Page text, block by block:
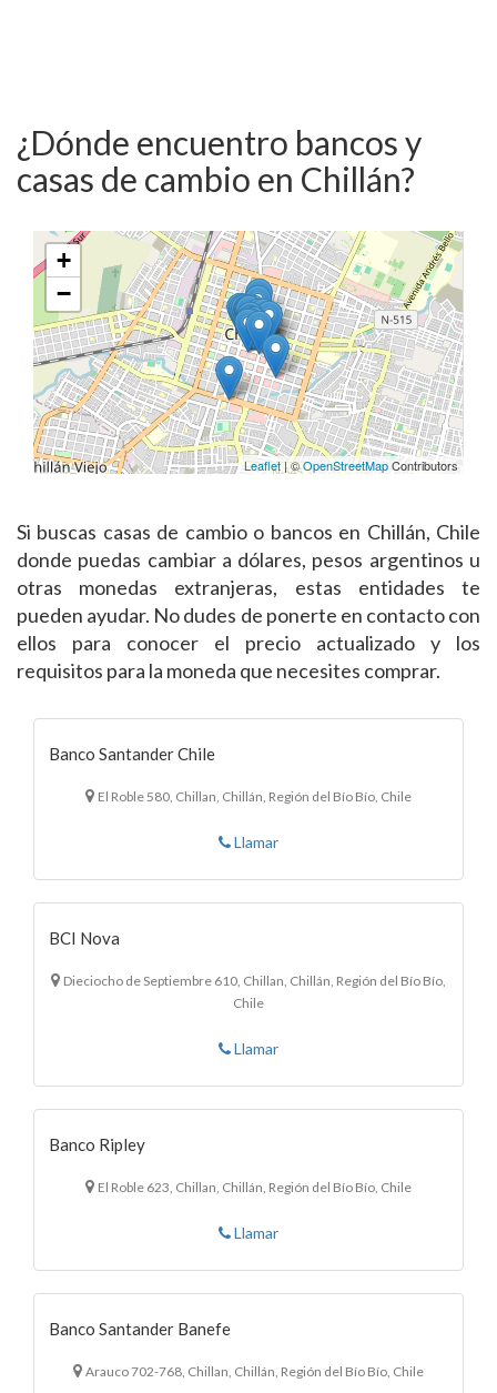
¿Dónde encuentro bancos y
casas de cambio en Chillán?
+
−
Leaflet | ©OpenStreetMapContributors
Si buscas casas de cambio o bancos en Chillán, Chile
donde puedas cambiar a dólares, pesos argentinos u
otras monedas extranjeras, estas entidades te
pueden ayudar. No dudes de ponerte en contacto con
ellos para conocer el precio actualizado y los
requisitos para la moneda que necesites comprar.
Banco Santander Chile
El Roble 580, Chillan, Chillán, Región del Bío Bío, Chile
Llamar
BCI Nova
Dieciocho de Septiembre 610, Chillan, Chillán, Región del Bío Bío,
Chile
Llamar
Banco Ripley
El Roble 623, Chillan, Chillán, Región del Bío Bío, Chile
Llamar
Banco Santander Banefe
Arauco 702-768, Chillan, Chillán, Región del Bío Bío, Chile